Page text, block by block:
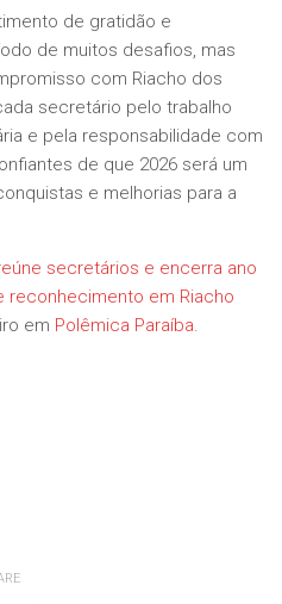
de gratidão e
de muitos desafios, mas
com Riacho dos
secretário pelo trabalho
e pela responsabilidade com
de que 2026 será um
e melhorias para a
secretários e encerra ano
reconhecimento em Riacho
em Polêmica Paraíba.